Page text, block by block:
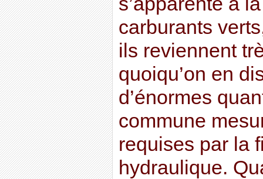
carburants
ils reviennent
quoiqu’on en
d’énormes
commune
requises par la
hydraulique.